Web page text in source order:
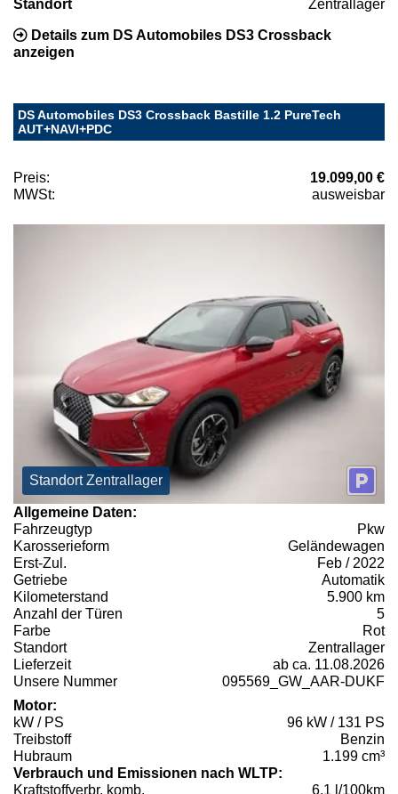
Standort Zentrallager
Details zum DS Automobiles DS3 Crossback
anzeigen
DS Automobiles DS3 Crossback Bastille 1.2 PureTech
AUT+NAVI+PDC
Preis:
19.099,00 €
MWSt:
ausweisbar
Standort Zentrallager
Allgemeine Daten:
Fahrzeugtyp
Pkw
Karosserieform
Geländewagen
Erst-Zul.
Feb / 2022
Getriebe
Automatik
Kilometerstand
5.900 km
Anzahl der Türen
5
Farbe
Rot
Standort
Zentrallager
Lieferzeit
ab ca. 11.08.2026
Unsere Nummer
095569_GW_AAR-DUKF
Motor:
kW / PS
96 kW / 131 PS
Treibstoff
Benzin
Hubraum
1.199 cm³
Verbrauch und Emissionen nach WLTP:
Kraftstoffverbr. komb.
6,1 l/100km